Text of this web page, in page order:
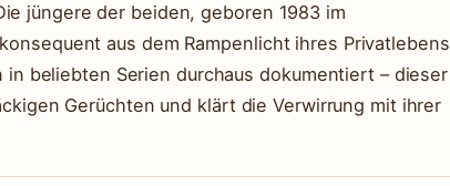
jüngere der beiden, geboren 1983 im
aus dem Rampenlicht ihres Privatlebens
beliebten Serien durchaus dokumentiert – dieser
Gerüchten und klärt die Verwirrung mit ihrer